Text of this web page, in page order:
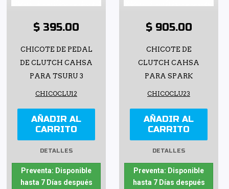
$ 395.00
CHICOTE DE PEDAL
DE CLUTCH CAHSA
PARA TSURU 3
CHICOCLU12
AÑADIR AL
CARRITO
DETALLES
Preventa: Disponible
hasta 7 Días después
$ 905.00
CHICOTE DE
CLUTCH CAHSA
PARA SPARK
CHICOCLU23
AÑADIR AL
CARRITO
DETALLES
Preventa: Disponible
hasta 7 Días después